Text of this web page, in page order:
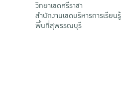
วิทยาเขตศรีราชา
สำนักงานเขตบริหารการเรียนรู้
พื้นที่สุพรรณบุรี